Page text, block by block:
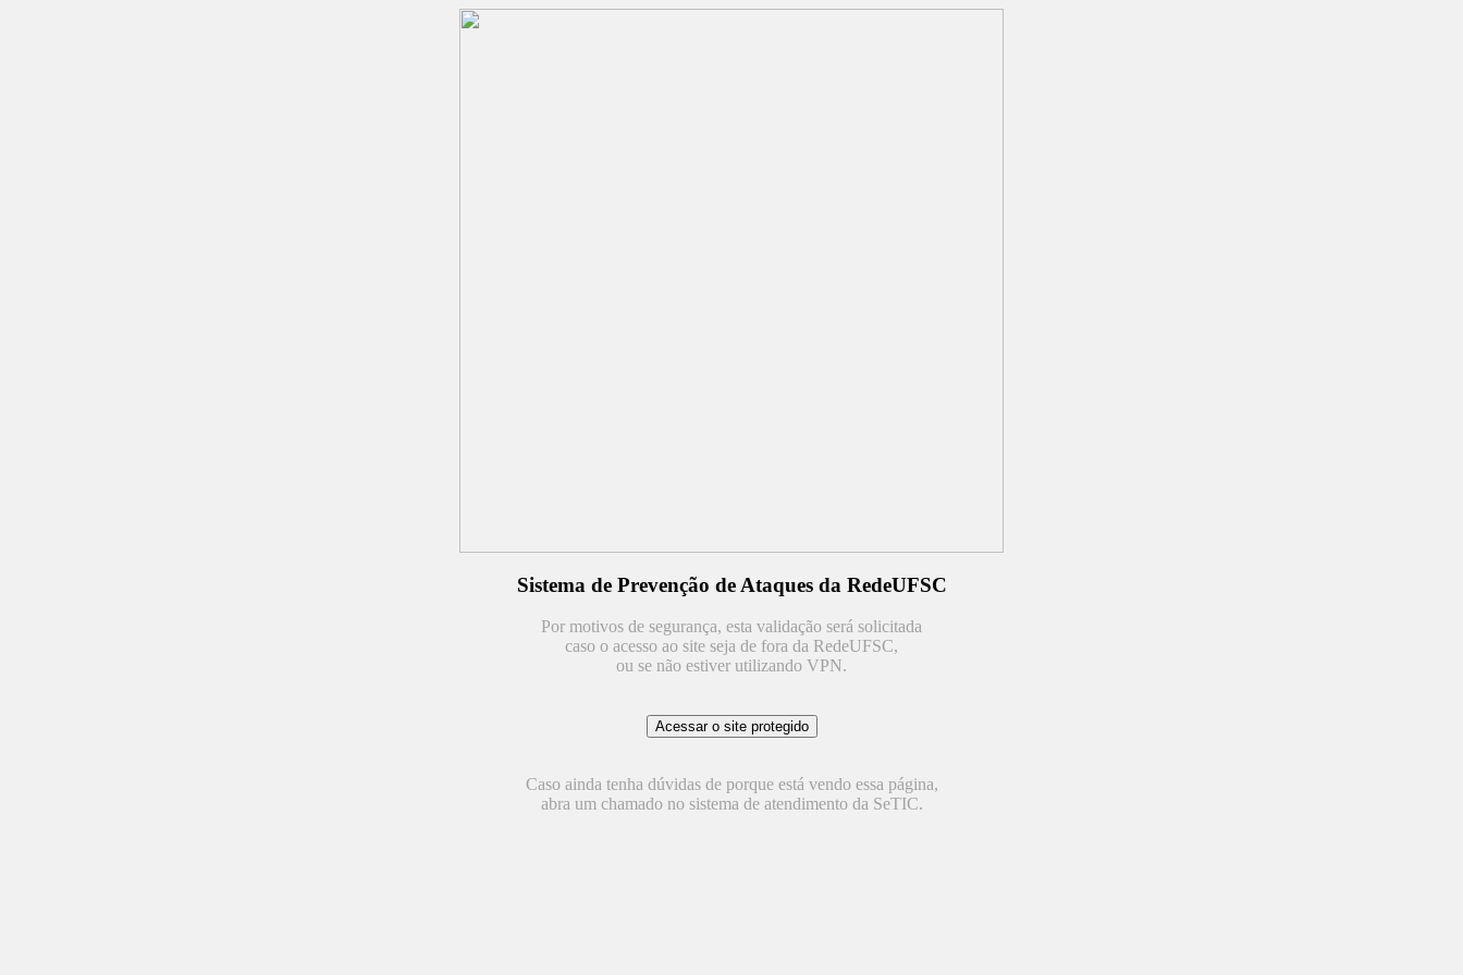
Sistema de Prevenção de Ataques da RedeUFSC
Por motivos de segurança, esta validação será solicitada
caso o acesso ao site seja de fora da RedeUFSC,
ou se não estiver utilizando VPN.
Caso ainda tenha dúvidas de porque está vendo essa página,
abra um chamado no sistema de atendimento da SeTIC.